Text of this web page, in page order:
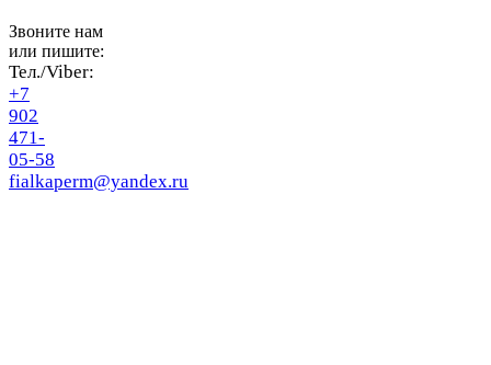
Звоните нам
или пишите:
Тел./Viber:
+7
902
471-
05-58
fialkaperm@yandex.ru